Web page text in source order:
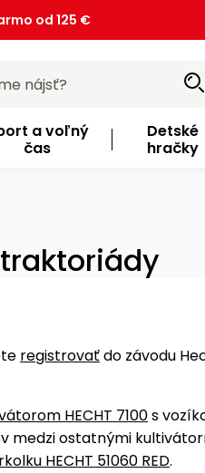
od 125 €
a voľný
čas
Detské
hračky
registrovaťdo závodu
HECHT 7100s
medzi ostatnými
HECHT 51060 RED.